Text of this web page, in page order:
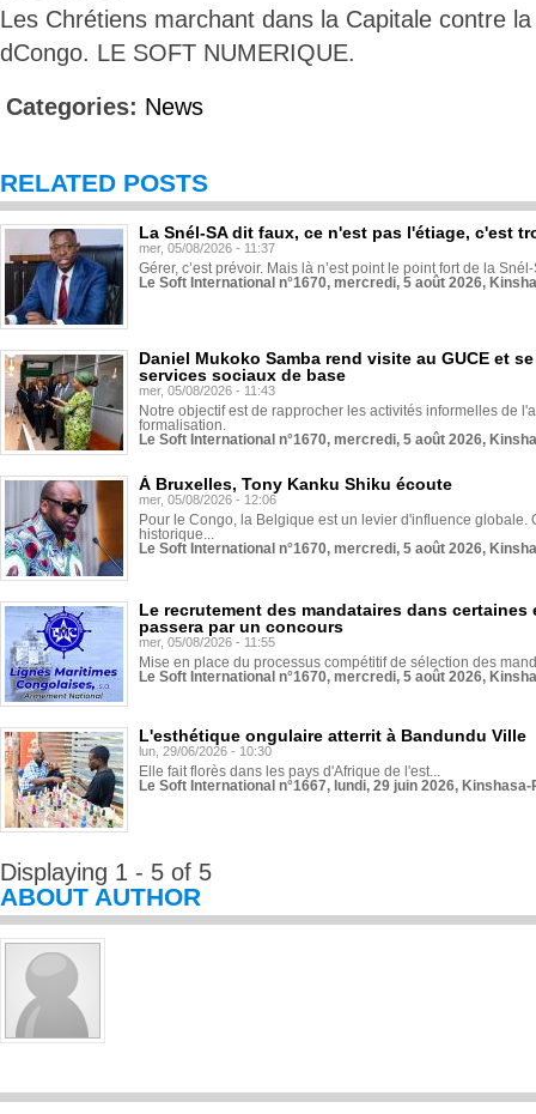
Les Chrétiens marchant dans la Capitale contre
dCongo. LE SOFT NUMERIQUE.
Categories: News
RELATED POSTS
La Snél-SA dit faux, ce n'est pas l'étiage, c'est
mer, 05/08/2026 - 11:37
Gérer, c’est prévoir. Mais là n’est point le point fort de la
Le Soft International n°1670, mercredi, 5 août 2026,
Daniel Mukoko Samba rend visite au GUCE et
services sociaux de base
mer, 05/08/2026 - 11:43
Notre objectif est de rapprocher les activités informelles de
formalisation.
Le Soft International n°1670, mercredi, 5 août 2026,
À Bruxelles, Tony Kanku Shiku écoute
mer, 05/08/2026 - 12:06
Pour le Congo, la Belgique est un levier d'influence globale.
historique...
Le Soft International n°1670, mercredi, 5 août 2026,
Le recrutement des mandataires dans
passera par un concours
mer, 05/08/2026 - 11:55
Mise en place du processus compétitif de sélection des
Le Soft International n°1670, mercredi, 5 août 2026,
L'esthétique ongulaire atterrit à Bandundu Ville
lun, 29/06/2026 - 10:30
Elle fait florès dans les pays d'Afrique de l'est...
Le Soft International n°1667, lundi, 29 juin 2026,
Displaying 1 - 5 of 5
ABOUT AUTHOR